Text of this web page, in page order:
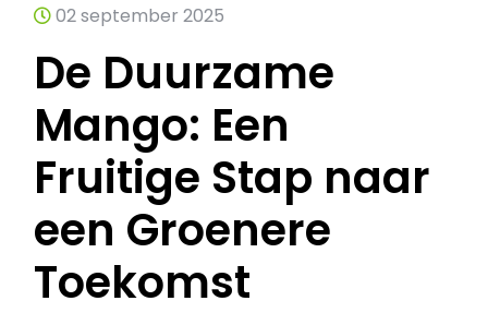
02 september 2025
De Duurzame
Mango: Een
Fruitige Stap naar
een Groenere
Toekomst